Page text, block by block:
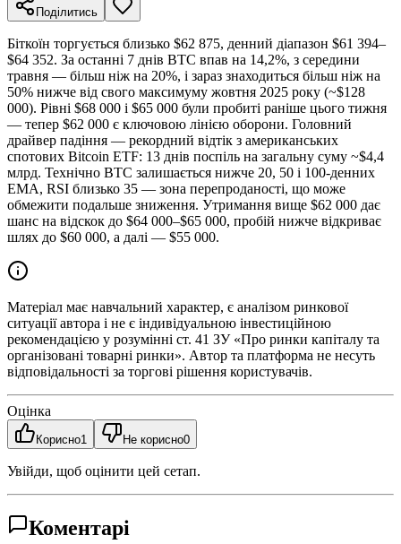
Поділитись
Біткоїн торгується близько $62 875, денний діапазон $61 394–
$64 352. За останні 7 днів BTC впав на 14,2%, з середини
травня — більш ніж на 20%, і зараз знаходиться більш ніж на
50% нижче від свого максимуму жовтня 2025 року (~$128
000). Рівні $68 000 і $65 000 були пробиті раніше цього тижня
— тепер $62 000 є ключовою лінією оборони. Головний
драйвер падіння — рекордний відтік з американських
спотових Bitcoin ETF: 13 днів поспіль на загальну суму ~$4,4
млрд. Технічно BTC залишається нижче 20, 50 і 100-денних
EMA, RSI близько 35 — зона перепроданості, що може
обмежити подальше зниження. Утримання вище $62 000 дає
шанс на відскок до $64 000–$65 000, пробій нижче відкриває
шлях до $60 000, а далі — $55 000.
Матеріал має навчальний характер, є аналізом ринкової
ситуації автора і не є індивідуальною інвестиційною
рекомендацією у розумінні ст. 41 ЗУ «Про ринки капіталу та
організовані товарні ринки». Автор та платформа не несуть
відповідальності за торгові рішення користувачів.
Оцінка
Корисно1 Не корисно0
Увійди, щоб оцінити цей сетап.
Коментарі